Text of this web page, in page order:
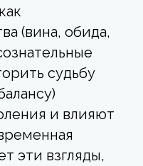
(вина, обида,
судьбу
и влияют
эти взгляды,